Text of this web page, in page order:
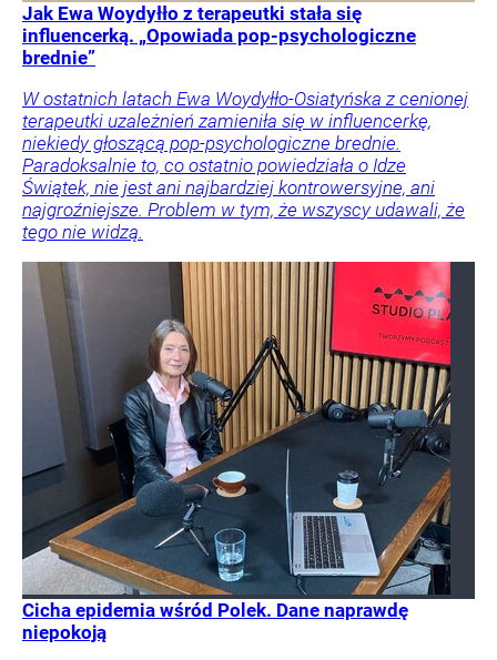
Jak Ewa Woydyłło z terapeutki stała się
influencerką. „Opowiada pop-psychologiczne
brednie”
W ostatnich latach Ewa Woydyłło-Osiatyńska z cenionej
terapeutki uzależnień zamieniła się w influencerkę,
niekiedy głoszącą pop-psychologiczne brednie.
Paradoksalnie to, co ostatnio powiedziała o Idze
Świątek, nie jest ani najbardziej kontrowersyjne, ani
najgroźniejsze. Problem w tym, że wszyscy udawali, że
tego nie widzą.
Cicha epidemia wśród Polek. Dane naprawdę
niepokoją